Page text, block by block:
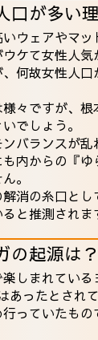
口が多い
ウェアやマッ
ケて女性人気
何故女性人口
々ですが、根
でしょう。
バランスが
内からの『ゆ
。
消の糸口とし
と推測されま
の起源は？
しまれている
あったとされ
っていたもの